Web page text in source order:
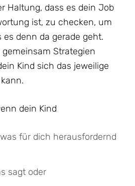
Haltung, dass es dein Job
ist, zu checken, um
denn da gerade geht.
Strategien
Kind sich das jeweilige
dein Kind
für dich herausfordernd
sagt oder